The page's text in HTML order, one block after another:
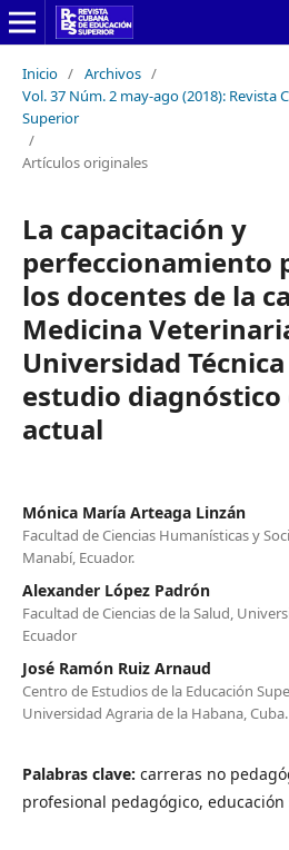
Inicio / Archivos /
Vol. 37 Núm. 2 may-ago (2018): Revista
Superior
/
Artículos originales
La capacitación y
perfeccionamiento
los docentes de la
Medicina
Universidad
estudio diagnóstico
actual
Mónica María Arteaga Linzán
Facultad de Ciencias Humanísticas y
Manabí, Ecuador.
Alexander López Padrón
Facultad de Ciencias de la Salud,
Ecuador
José Ramón Ruiz Arnaud
Centro de Estudios de la Educación
Universidad Agraria de la Habana, Cuba.
Palabras clave: carreras no
profesional pedagógico,